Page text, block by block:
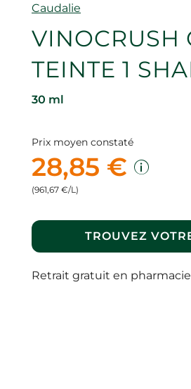
Marque
Caudalie
VINOCRUSH
TEINTE 1
30 ml
Prix moyen constaté
28,85 €
(961,67 €/L)
TROUVEZ
Retrait gratuit en pharmacie